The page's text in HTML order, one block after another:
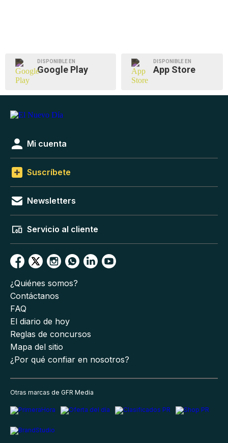
DISPONIBLE EN
Google Play
DISPONIBLE EN
App Store
Mi cuenta
Suscríbete
Newsletters
Servicio al cliente
¿Quiénes somos?
Contáctanos
FAQ
El diario de hoy
Reglas de concursos
Mapa del sitio
¿Por qué confiar en nosotros?
Otras marcas de GFR Media